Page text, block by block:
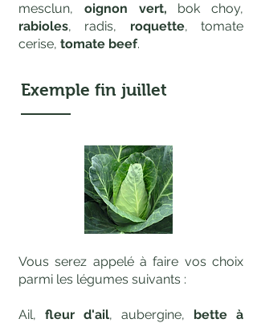
mesclun, oignon vert, bok choy,
rabioles, radis, roquette, tomate
cerise, tomate beef.
Exemple fin juillet
Vous serez appelé à faire vos choix
parmi les légumes suivants :
Ail, fleur d'ail, aubergine, bette à